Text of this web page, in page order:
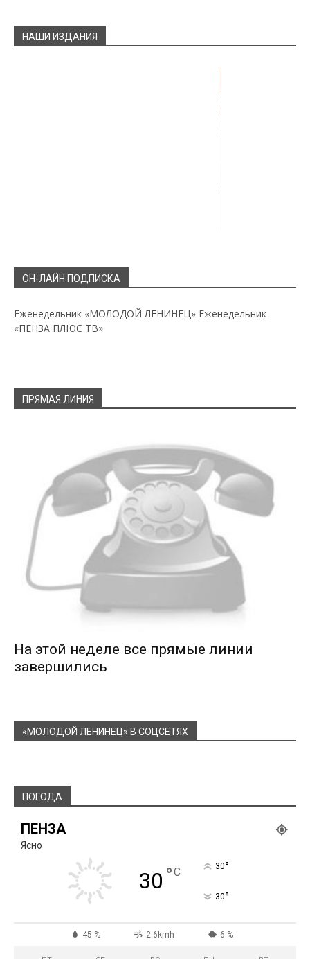
НАШИ ИЗДАНИЯ
ОН-ЛАЙН ПОДПИСКА
Еженедельник «МОЛОДОЙ ЛЕНИНЕЦ» Еженедельник
«ПЕНЗА ПЛЮС ТВ»
ПРЯМАЯ ЛИНИЯ
На этой неделе все прямые линии
завершились
«МОЛОДОЙ ЛЕНИНЕЦ» В СОЦСЕТЯХ
ПОГОДА
ПЕНЗА
Ясно
30 °C 30°
30°
45 % 2.6kmh 6 %